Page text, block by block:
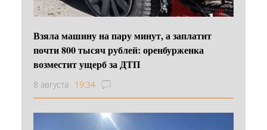
Взяла машину на пару минут, а заплатит
почти 800 тысяч рублей: оренбурженка
возместит ущерб за ДТП
8 августа 19:34